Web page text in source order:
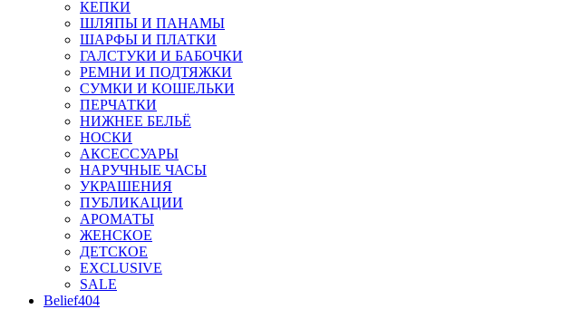
КЕПКИ
ШЛЯПЫ И ПАНАМЫ
ШАРФЫ И ПЛАТКИ
ГАЛСТУКИ И БАБОЧКИ
РЕМНИ И ПОДТЯЖКИ
СУМКИ И КОШЕЛЬКИ
ПЕРЧАТКИ
НИЖНЕЕ БЕЛЬЁ
НОСКИ
АКСЕССУАРЫ
НАРУЧНЫЕ ЧАСЫ
УКРАШЕНИЯ
ПУБЛИКАЦИИ
АРОМАТЫ
ЖЕНСКОЕ
ДЕТСКОЕ
EXCLUSIVE
SALE
Belief404